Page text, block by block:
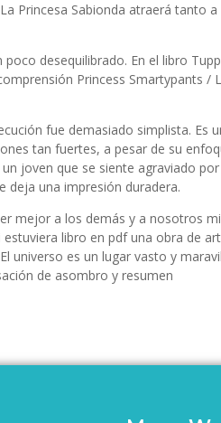
Princesa Sabionda atraerá tanto
desequilibrado. En el libro
Princess Smartypants /
fue demasiado simplista. Es
tan fuertes, a pesar de su
joven que se siente agraviado
deja una impresión duradera.
mejor a los demás y a nosotros
libro en pdf una obra de
universo es un lugar vasto y
de asombro y resumen